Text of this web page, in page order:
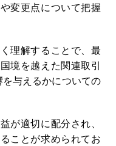
変更点について把握
理解することで、最
境を越えた関連取引
与えるかについての
が適切に配分され、
ことが求められてお